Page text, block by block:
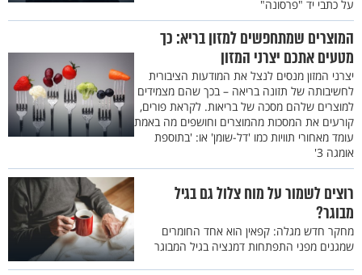
על כתבי יד "פרסונה"
המוצרים שמתחפשים למזון בריא: כך
מטעים אתכם יצרני המזון
יצרני המזון מנסים לנצל את המודעות הציבורית
לחשיבותה של תזונה בריאה – בכך שהם מצמידים
למוצרים שלהם מסכה של בריאות. לקראת פורים,
קורעים את המסכות מהמוצרים וחושפים מה באמת
עומד מאחורי תוויות כמו 'דל-שומן' או: 'בתוספת
אומגה 3'
רוצים לשמור על מוח צלול גם בגיל
מבוגר?
מחקר חדש מגלה: קפאין הוא אחד החומרים
שמגנים מפני התפתחות דמנציה בגיל המבוגר